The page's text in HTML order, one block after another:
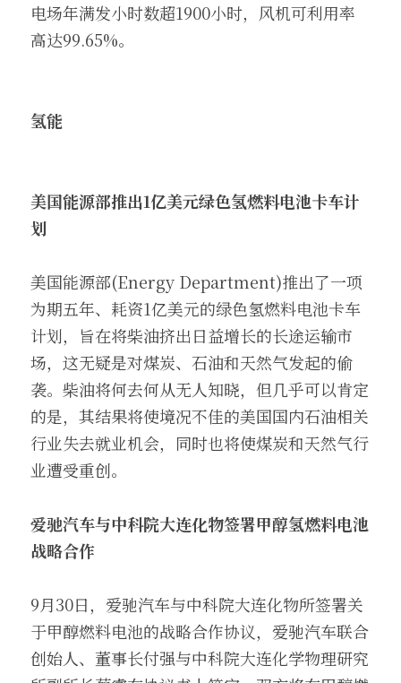
电场年满发小时数超1900小时，风机可利用率
高达99.65%。
氢能
美国能源部推出1亿美元绿色氢燃料电池卡车计
划
美国能源部(Energy Department)推出了一项
为期五年、耗资1亿美元的绿色氢燃料电池卡车
计划，旨在将柴油挤出日益增长的长途运输市
场，这无疑是对煤炭、石油和天然气发起的偷
袭。柴油将何去何从无人知晓，但几乎可以肯定
的是，其结果将使境况不佳的美国国内石油相关
行业失去就业机会，同时也将使煤炭和天然气行
业遭受重创。
爱驰汽车与中科院大连化物签署甲醇氢燃料电池
战略合作
9月30日，爱驰汽车与中科院大连化物所签署关
于甲醇燃料电池的战略合作协议，爱驰汽车联合
创始人、董事长付强与中科院大连化学物理研究